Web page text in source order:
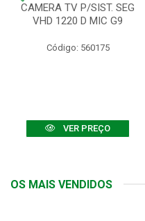
CAMERA TV P/SIST. SEG
VHD 1220 D MIC G9
Código: 560175
VER PREÇO
OS MAIS VENDIDOS